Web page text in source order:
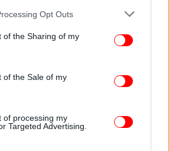
app uses one or more Google
or usage behaviour. You may click to
to Google and its third-party tags to
specified purposes in below Google
Opt Outs
of the Sharing of my
of the Sale of my
of processing my
Targeted Advertising.
E αναπαριστά το αρχικό όνομα
, 24 ετών, Ρόκιο, 20 ετών,
Μέρσι, 14 ετών και οι δίδυμες
ετών.
να περνά χρόνο με
Ολόκληρη η οικογένεια πρέπει να